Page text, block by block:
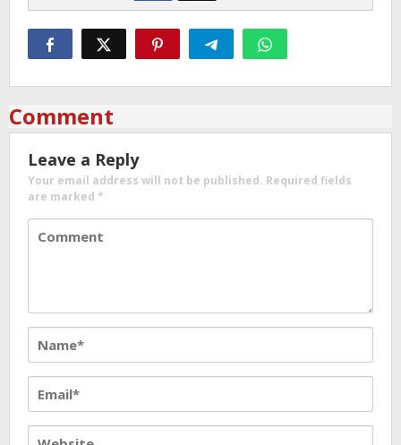
Comment
Leave a Reply
Your email address will not be published. Required fields
are marked *